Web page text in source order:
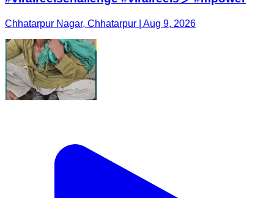
Chhatarpur Nagar, Chhatarpur | Aug 9, 2026